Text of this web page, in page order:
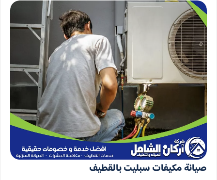
صيانة مكيفات سبليت بالقطيف